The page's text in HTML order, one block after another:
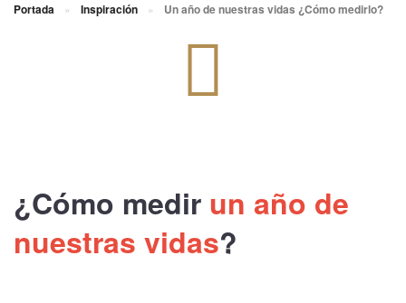
Portada » Inspiración » Un año de nuestras vidas ¿Cómo medirlo?
¿Cómo medir un año de
nuestras vidas?